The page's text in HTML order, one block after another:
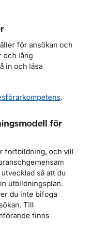
för ansökan och
och lång
in och läsa
.
för
fortbildning, och vill
så att du
utbildningsplan.
du inte bifoga
Till
finns